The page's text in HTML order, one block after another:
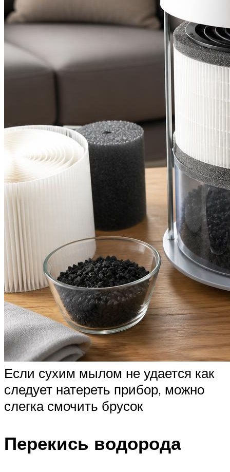
Если сухим мылом не удается как
следует натереть прибор, можно
слегка смочить брусок
Перекись водорода